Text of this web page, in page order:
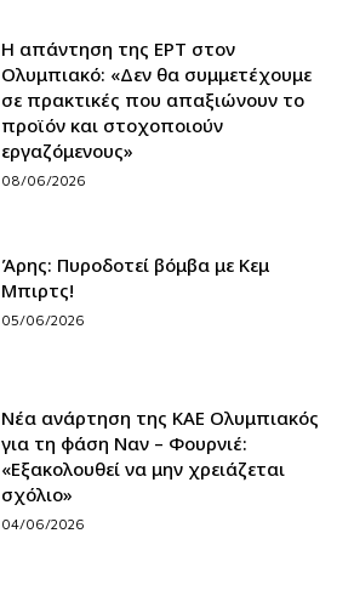
Η απάντηση της ΕΡΤ στον
Ολυμπιακό: «Δεν θα συμμετέχουμε
σε πρακτικές που απαξιώνουν το
προϊόν και στοχοποιούν
εργαζόμενους»
08/06/2026
Άρης: Πυροδοτεί βόμβα με Κεμ
Μπιρτς!
05/06/2026
Νέα ανάρτηση της ΚΑΕ Ολυμπιακός
για τη φάση Ναν – Φουρνιέ:
«Εξακολουθεί να μην χρειάζεται
σχόλιο»
04/06/2026